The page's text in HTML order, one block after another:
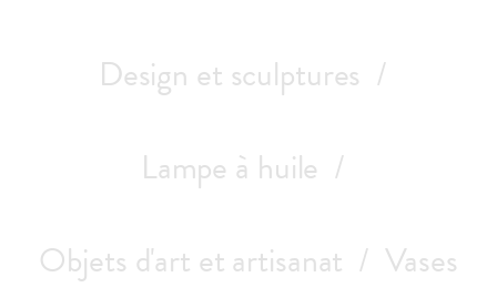
Design et sculptures
Lampe à huile
Objets d'art et artisanat
Vases